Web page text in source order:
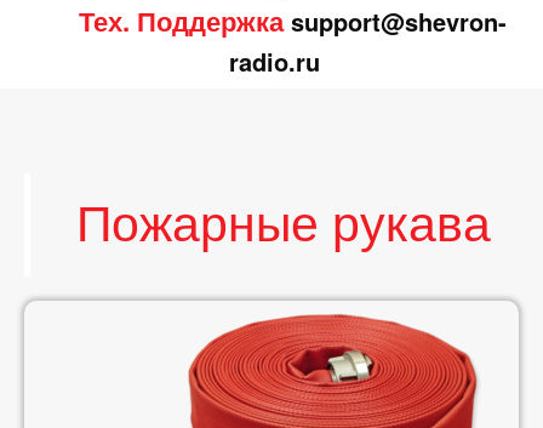
Тех. Поддержка support@shevron-
radio.ru
Пожарные рукава